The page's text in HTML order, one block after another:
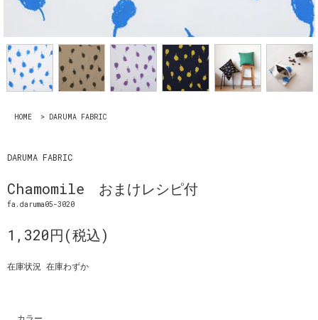
HOME > DARUMA FABRIC
DARUMA FABRIC
Chamomile おまけレシピ付
fa.daruma05-3020
1,320円(税込)
在庫状況 在庫わずか
カラー